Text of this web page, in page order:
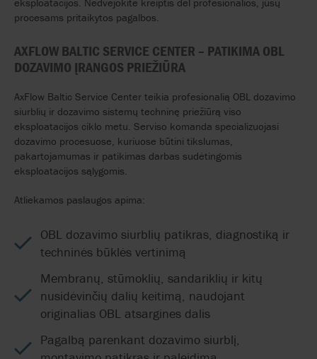
procesams pritaikytos pagalbos.
AXFLOW BALTIC SERVICE CENTER – PATIKIMA OBL
DOZAVIMO ĮRANGOS PRIEŽIŪRA
AxFlow Baltic Service Center teikia profesionalią OBL dozavimo
siurblių ir dozavimo sistemų techninę priežiūrą viso
eksploatacijos ciklo metu. Serviso komanda specializuojasi
dozavimo procesuose, kuriuose būtini tikslumas,
pakartojamumas ir patikimas darbas sudėtingomis
eksploatacijos sąlygomis.
Atliekamos paslaugos apima:
OBL dozavimo siurblių patikras, diagnostiką ir
techninės būklės vertinimą
Membranų, stūmoklių, sandariklių ir kitų
nusidėvinčių dalių keitimą, naudojant
originalias OBL atsargines dalis
Pagalbą parenkant dozavimo siurblį,